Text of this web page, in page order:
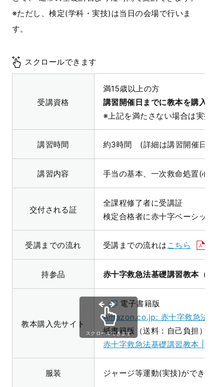
※ただし、検定(学科・実技)は当日の会場で行いま
す。
受講資格
満15歳以上の方
講習開催日までに教本を購入
※上記を満たさない場合は実技
講習時間 約3時間 (詳細は講習開催日
講習内容 手当の基本、一次救命処置(心
交付される証
全課程修了者に受講証
検定合格者に赤十字ベーシッ
受講までの流れ 受講までの流れは こちら
持参品 赤十字救急法基礎講習教本（7
教本購入先サイト
電子書籍版
Amazon.co.jp: 赤十字救急法
紙書籍版（送料：自己負担）
赤十字救急法基礎講習教本 |
服装 ジャージ等運動(実技)ができる
スクロールできます
スクロールできます